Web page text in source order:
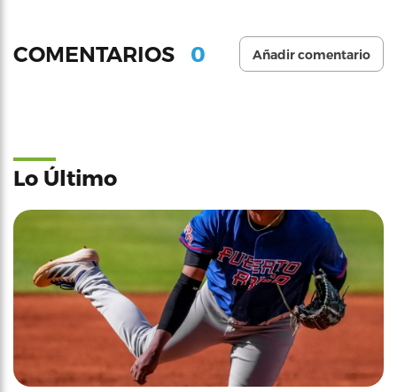
COMENTARIOS 0 Añadir comentario
Lo Último